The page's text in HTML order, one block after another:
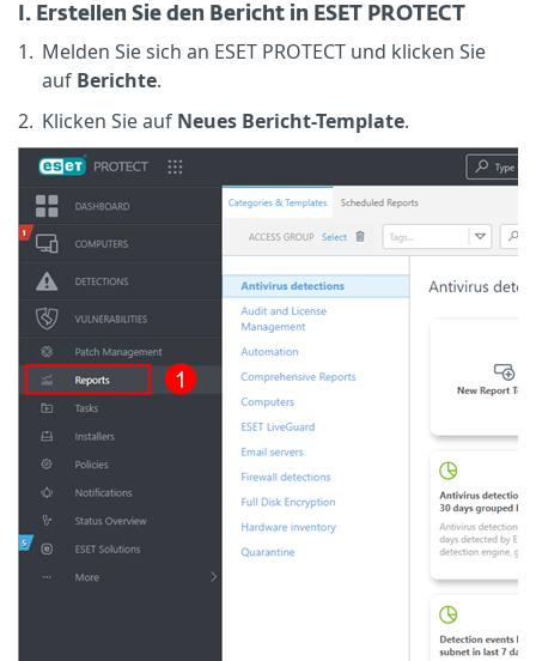
I. Erstellen Sie den Bericht in ESET PROTECT
1. Melden Sie sich an ESET PROTECT und klicken Sie
auf Berichte.
2. Klicken Sie auf Neues Bericht-Template.